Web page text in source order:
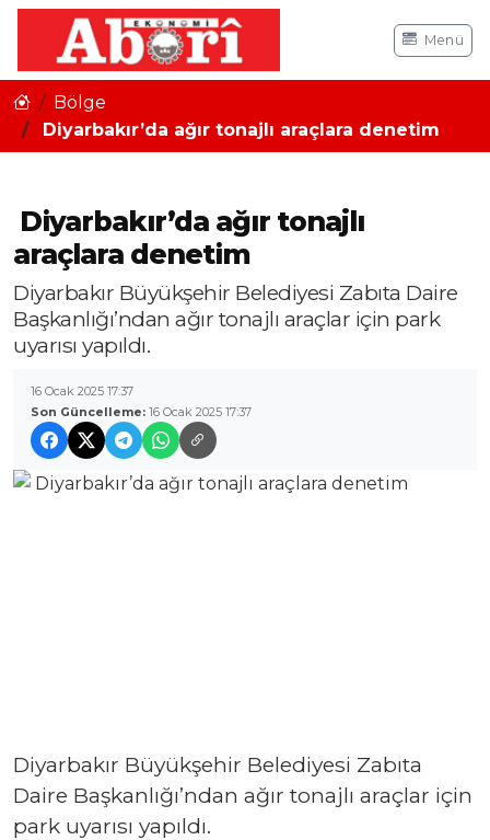
Menü
Bölge
Diyarbakır’da ağır tonajlı araçlara denetim
Diyarbakır’da ağır tonajlı
araçlara denetim
Diyarbakır Büyükşehir Belediyesi Zabıta Daire
Başkanlığı’ndan ağır tonajlı araçlar için park
uyarısı yapıldı.
16 Ocak 2025 17:37
Son Güncelleme: 16 Ocak 2025 17:37
Diyarbakır Büyükşehir Belediyesi Zabıta
Daire Başkanlığı’ndan ağır tonajlı araçlar için
park uyarısı yapıldı.